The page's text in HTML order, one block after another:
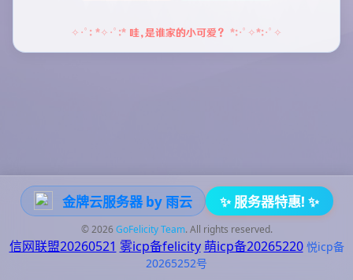
哇，是谁家的小可爱？
金牌云服务器 by 雨云 ✨ 服务器特惠! ✨
© 2026 GoFelicity Team. All rights reserved.
信网联盟20260521 雾icp备felicity 萌icp备20265220 悦icp备
20265252号